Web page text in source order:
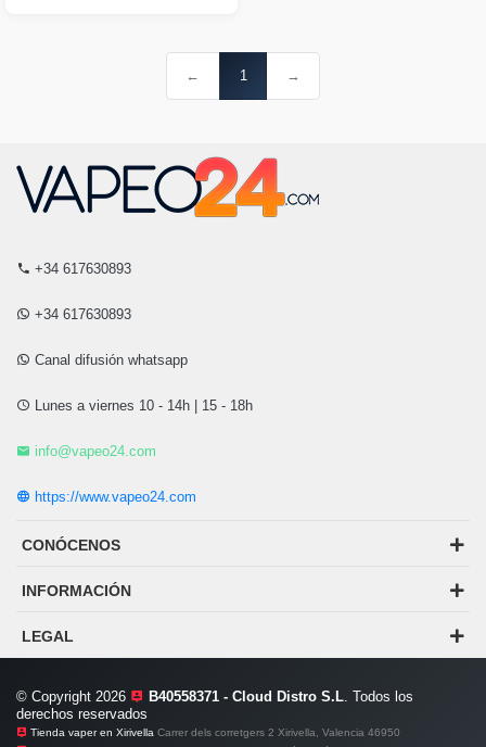
← 1 →
+34 617630893
+34 617630893
Canal difusión whatsapp
Lunes a viernes 10 - 14h | 15 - 18h
info@vapeo24.com
https://www.vapeo24.com
CONÓCENOS
INFORMACIÓN
LEGAL
© Copyright 2026 B40558371 - Cloud Distro S.L . Todos los
derechos reservados
Tienda vaper en Xirivella Carrer dels corretgers 2 Xirivella, Valencia 46950